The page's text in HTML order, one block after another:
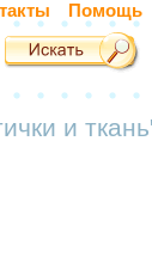
Помощь
и